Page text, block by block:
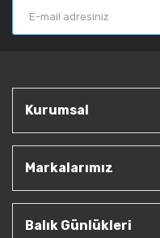
Kurumsal
Markalarımız
Balık Günlükleri